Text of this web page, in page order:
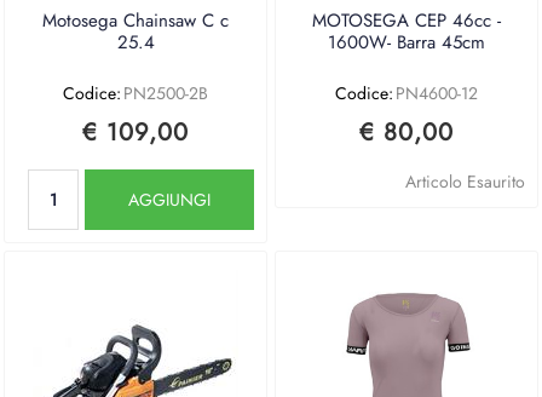
Motosega Chainsaw C c
25.4
Codice: PN2500-2B
€ 109,00
AGGIUNGI
MOTOSEGA CEP 46cc -
1600W- Barra 45cm
Codice: PN4600-12
€ 80,00
Articolo Esaurito